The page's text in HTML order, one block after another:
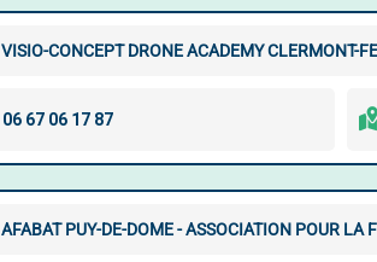
VISIO-CONCEPT DRONE ACADEMY CLERMONT-
AFABAT PUY-DE-DOME - ASSOCIATION POUR